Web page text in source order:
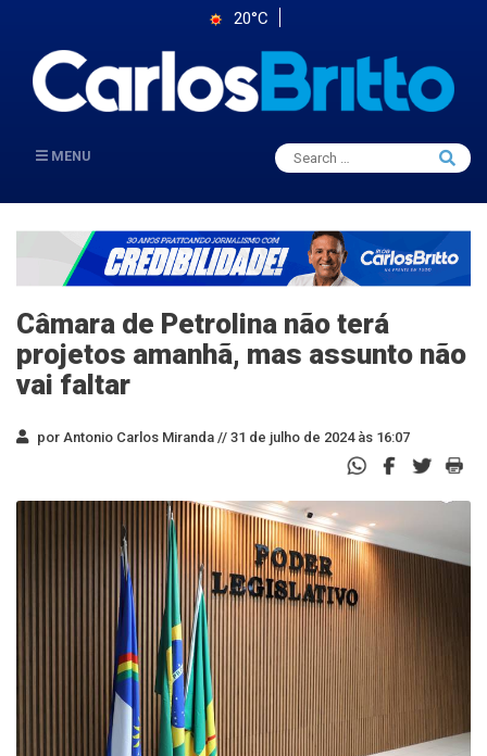
20°C
MENU
Search
for:
Search
Câmara de Petrolina não terá
projetos amanhã, mas assunto não
vai faltar
por Antonio Carlos Miranda // 31 de julho de 2024 às 16:07